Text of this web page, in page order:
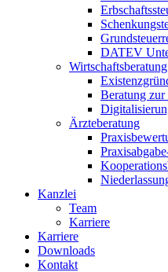
DATEV
Wirtschaftsberatung
Beratung zur
Ärzteberatung
Kanzlei
Team
Karriere
Karriere
Downloads
Kontakt